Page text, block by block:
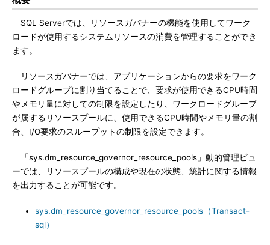
SQL Serverでは、リソースガバナーの機能を使用してワーク
ロードが使用するシステムリソースの消費を管理することができ
ます。
リソースガバナーでは、アプリケーションからの要求をワーク
ロードグループに割り当てることで、要求が使用できるCPU時間
やメモリ量に対しての制限を設定したり、ワークロードグループ
が属するリソースプールに、使用できるCPU時間やメモリ量の割
合、I/O要求のスループットの制限を設定できます。
「sys.dm_resource_governor_resource_pools」動的管理ビュ
ーでは、リソースプールの構成や現在の状態、統計に関する情報
を出力することが可能です。
sys.dm_resource_governor_resource_pools（Transact-
sql）